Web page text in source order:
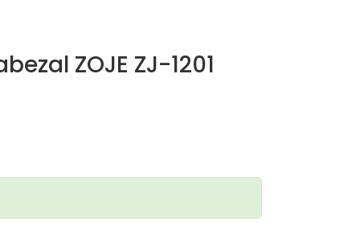
ZOJE ZJ-1201